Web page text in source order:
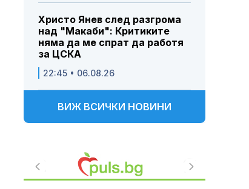
Христо Янев след разгрома
над "Макаби": Критиките
няма да ме спрат да работя
за ЦСКА
22:45 • 06.08.26
ВИЖ ВСИЧКИ НОВИНИ